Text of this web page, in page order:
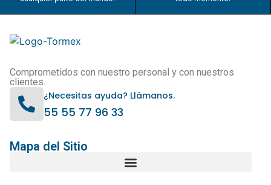
Comprometidos con nuestro personal y con nuestros
clientes.
¿Necesitas ayuda? Llámanos.
55 55 77 96 33
Mapa del Sitio